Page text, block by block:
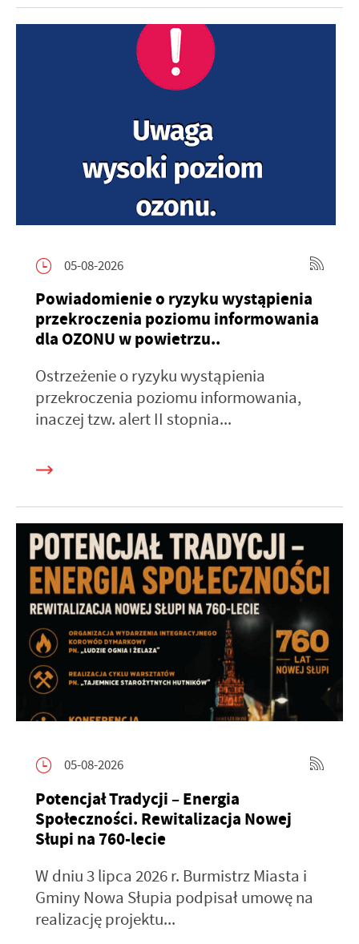
05-08-2026
Powiadomienie o ryzyku wystąpienia
przekroczenia poziomu informowania
dla OZONU w powietrzu..
Ostrzeżenie o ryzyku wystąpienia
przekroczenia poziomu informowania,
inaczej tzw. alert II stopnia...
05-08-2026
Potencjał Tradycji – Energia
Społeczności. Rewitalizacja Nowej
Słupi na 760-lecie
W dniu 3 lipca 2026 r. Burmistrz Miasta i
Gminy Nowa Słupia podpisał umowę na
realizację projektu...